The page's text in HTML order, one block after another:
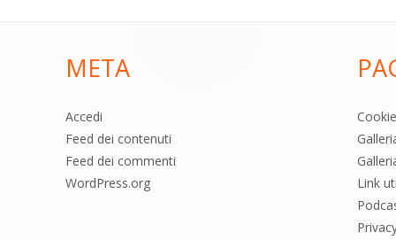
META
Accedi
Feed dei contenuti
Feed dei commenti
WordPress.org
Link